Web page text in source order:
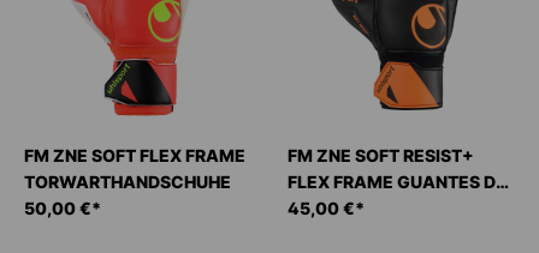
FM ZNE SOFT FLEX FRAME
TORWARTHANDSCHUHE
50,00 €*
FM ZNE SOFT RESIST+
FLEX FRAME GUANTES DE
PORTERO
45,00 €*